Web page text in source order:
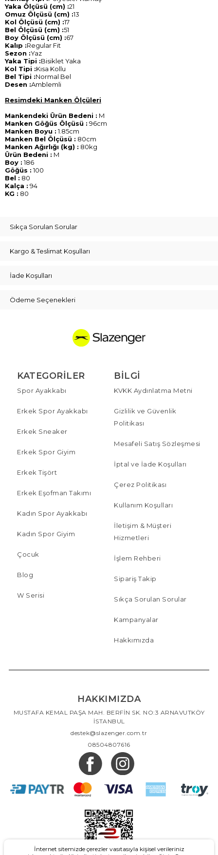
Yaka Ölçüsü (cm) :21
Omuz Ölçüsü (cm) :13
Kol Ölçüsü (cm) :17
Bel Ölçüsü (cm) :51
Boy Ölçüsü (cm) :67
Kalıp :Regular Fit
Sezon :Yaz
Yaka Tipi :Bisiklet Yaka
Kol Tipi :Kısa Kollu
Bel Tipi :Normal Bel
Desen :Amblemli
Resimdeki Manken Ölçüleri
Mankendeki Ürün Bedeni : M
Manken Göğüs Ölçüsü : 96cm
Manken Boyu :1.85cm
Manken Bel Ölçüsü : 80cm
Manken Ağırlığı (kg) : 80kg
Ürün Bedeni : M
Boy :186
Göğüs :100
Bel : 80
Kalça : 94
KG : 80
Sıkça Sorulan Sorular
Kargo & Teslimat Koşulları
İade Koşulları
Ödeme Seçenekleri
KATEGORILER
Spor Ayakkabı
Erkek Spor Ayakkabı
Erkek Sneaker
Erkek Spor Giyim
Erkek Tişört
Erkek Eşofman Takımı
Kadın Spor Ayakkabı
Kadın Spor Giyim
Çocuk
Blog
W Serisi
BILGI
KVKK Aydınlatma Metni
Gizlilik ve Güvenlik
Politikası
Mesafeli Satış Sözleşmesi
İptal ve İade Koşulları
Çerez Politikası
Kullanım Koşulları
İletişim & Müşteri
Hizmetleri
İşlem Rehberi
Sipariş Takip
Sıkça Sorulan Sorular
Kampanyalar
Hakkımızda
HAKKIMIZDA
MUSTAFA KEMAL PAŞA MAH. BERFİN SK. NO:3 ARNAVUTKÖY
İSTANBUL
destek@slazenger.com.tr
08504807616
İnternet sitemizde çerezler vasıtasıyla kişisel verileriniz